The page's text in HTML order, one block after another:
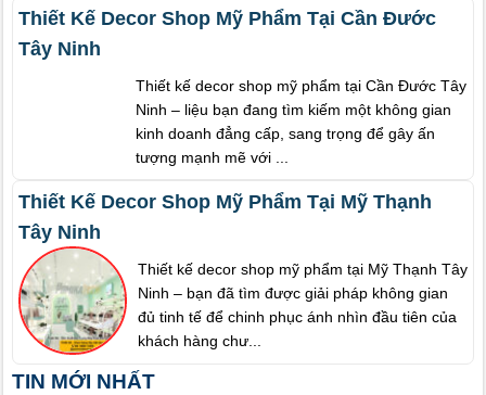
Thiết Kế Decor Shop Mỹ Phẩm Tại Cần Đước
Tây Ninh
Thiết kế decor shop mỹ phẩm tại Cần Đước Tây
Ninh – liệu bạn đang tìm kiếm một không gian
kinh doanh đẳng cấp, sang trọng để gây ấn
tượng mạnh mẽ với ...
Thiết Kế Decor Shop Mỹ Phẩm Tại Mỹ Thạnh
Tây Ninh
Thiết kế decor shop mỹ phẩm tại Mỹ Thạnh Tây
Ninh – bạn đã tìm được giải pháp không gian
đủ tinh tế để chinh phục ánh nhìn đầu tiên của
khách hàng chư...
TIN MỚI NHẤT